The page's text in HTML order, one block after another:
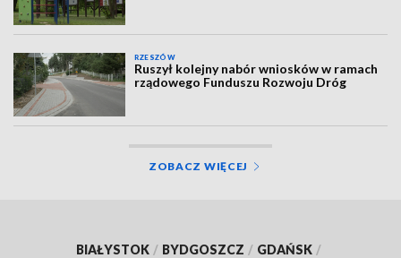
RZESZÓW
Ruszył kolejny nabór wniosków w ramach
rządowego Funduszu Rozwoju Dróg
ZOBACZ WIĘCEJ
BIAŁYSTOK / BYDGOSZCZ / GDAŃSK /